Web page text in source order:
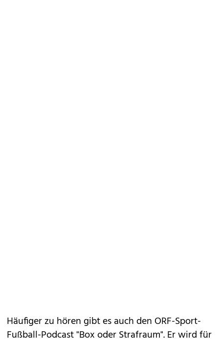
Häufiger zu hören gibt es auch den ORF-Sport-
Fußball-Podcast "Box oder Strafraum". Er wird für